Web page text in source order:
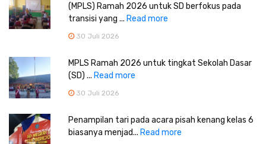
(MPLS) Ramah 2026 untuk SD berfokus pada
transisi yang ... Read more
30 Juli 2026
MPLS Ramah 2026 untuk tingkat Sekolah Dasar
(SD) ... Read more
30 Juli 2026
Penampilan tari pada acara pisah kenang kelas 6
biasanya menjad... Read more